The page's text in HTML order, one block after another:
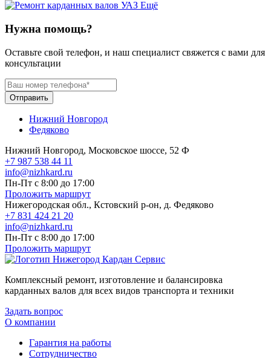
Ещё
Нужна помощь?
Оставьте свой телефон, и наш специалист свяжется с вами для
консультации
Отправить
Нижний Новгород
Федяково
Нижний Новгород, Московское шоссе, 52 Ф
+7 987 538 44 11
info@nizhkard.ru
Пн-Пт с 8:00 до 17:00
Проложить маршрут
Нижегородская обл., Кстовский р-он, д. Федяково
+7 831 424 21 20
info@nizhkard.ru
Пн-Пт с 8:00 до 17:00
Проложить маршрут
Комплексный ремонт, изготовление и балансировка
карданных валов для всех видов транспорта и техники
Задать вопрос
О компании
Гарантия на работы
Сотрудничество